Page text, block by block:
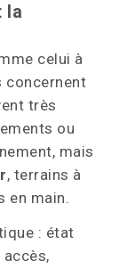
la
celui à
concernent
très
ou
mais
, terrains à
en main.
: état